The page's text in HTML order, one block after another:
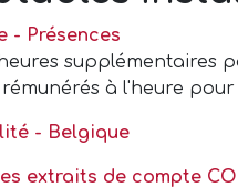
- Présences
supplémentaires
à l'heure
- Belgique
extraits de compte